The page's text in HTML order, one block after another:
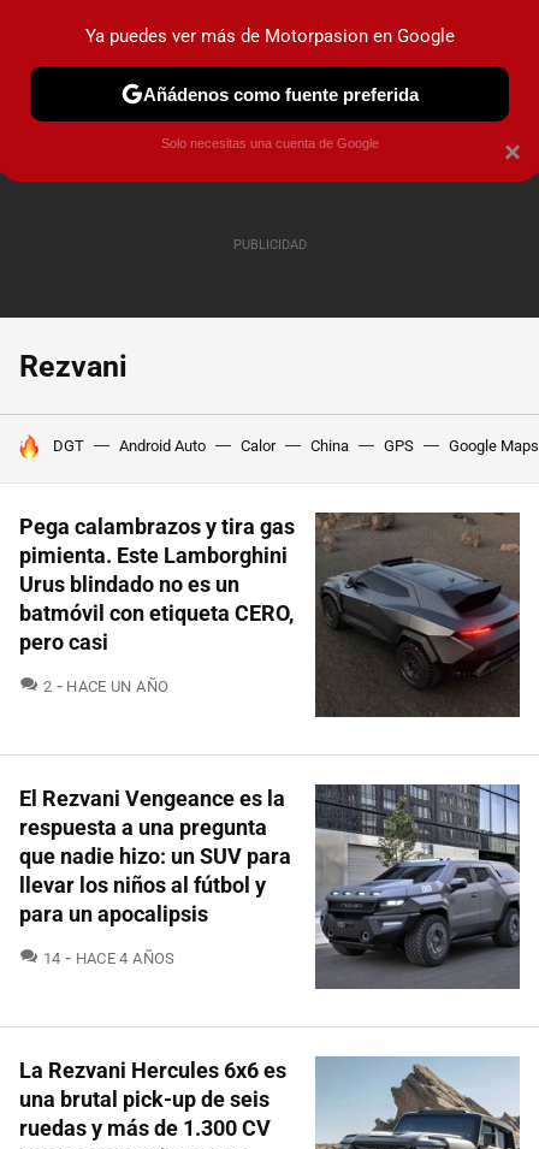
PRUEBAS COCHES ELÉCTRICOS OBSERVATORIO
Rezvani
HOY SE HABLA DE
DGT Android Auto Calor China GPS Google Maps
Pega calambrazos y tira gas
pimienta. Este Lamborghini
Urus blindado no es un
batmóvil con etiqueta CERO,
pero casi
2 COMENTARIOS
HACE UN AÑO
El Rezvani Vengeance es la
respuesta a una pregunta
que nadie hizo: un SUV para
llevar los niños al fútbol y
para un apocalipsis
14 COMENTARIOS
HACE 4 AÑOS
La Rezvani Hercules 6x6 es
una brutal pick-up de seis
ruedas y más de 1.300 CV
×
Ya puedes ver más de Motorpasion en Google
Añádenos como fuente preferida
Solo necesitas una cuenta de Google